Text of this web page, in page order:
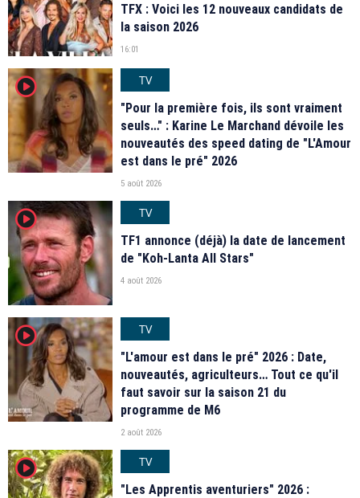
TFX : Voici les 12 nouveaux candidats de
la saison 2026
16:01
player2
TV
"Pour la première fois, ils sont vraiment
seuls…" : Karine Le Marchand dévoile les
nouveautés des speed dating de "L'Amour
est dans le pré" 2026
5 août 2026
player2
TV
TF1 annonce (déjà) la date de lancement
de "Koh-Lanta All Stars"
4 août 2026
player2
TV
"L'amour est dans le pré" 2026 : Date,
nouveautés, agriculteurs… Tout ce qu'il
faut savoir sur la saison 21 du
programme de M6
2 août 2026
player2
TV
"Les Apprentis aventuriers" 2026 :